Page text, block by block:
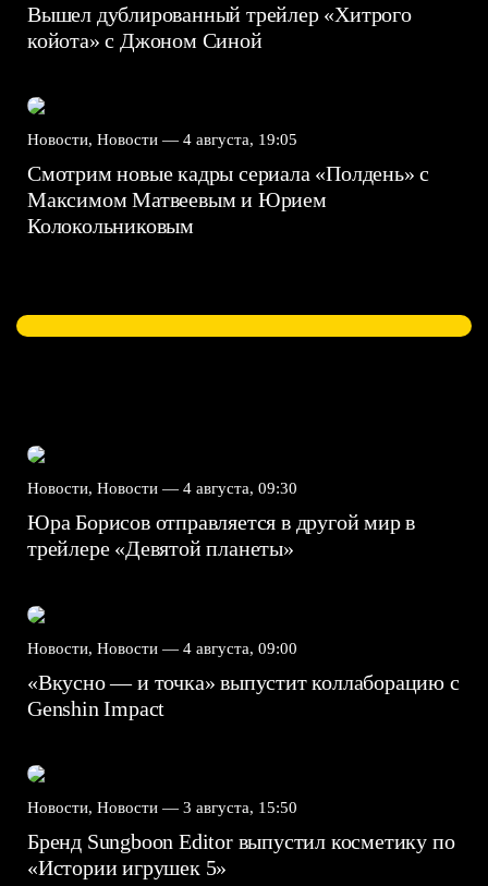
Вышел дублированный трейлер «Хитрого
койота» с Джоном Синой
Новости, Новости — 4 августа, 19:05
Смотрим новые кадры сериала «Полдень» с
Максимом Матвеевым и Юрием
Колокольниковым
Новости, Новости — 4 августа, 09:30
Юра Борисов отправляется в другой мир в
трейлере «Девятой планеты»
Новости, Новости — 4 августа, 09:00
«Вкусно — и точка» выпустит коллаборацию с
Genshin Impact⁠⁠
Новости, Новости — 3 августа, 15:50
Бренд Sungboon Editor выпустил косметику по
«Истории игрушек 5»